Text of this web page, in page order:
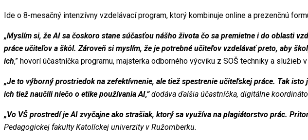
Ide o 8-mesačný intenzívny vzdelávací program, ktorý kombinuje online a prezenčnú
„Myslím si, že AI sa čoskoro stane súčasťou nášho života čo sa premietne i do oblasti
práce učiteľov a škôl. Zároveň si myslím, že je potrebné učiteľov vzdelávať preto, aby
ich,” hovorí účastníčka programu, majsterka odborného výcviku z SOŠ techniky a služieb
„Je to výborný prostriedok na zefektívnenie, ale tiež spestrenie učiteľskej práce. Tak
ich tiež naučili niečo o etike používania AI,”dodáva ďalšia účastníčka, digitálne
„Vo VŠ prostredí je AI zvyčajne ako strašiak, ktorý sa využíva na plagiátorstvo prác.
Pedagogickej fakulty Katolíckej univerzity v Ružomberku.